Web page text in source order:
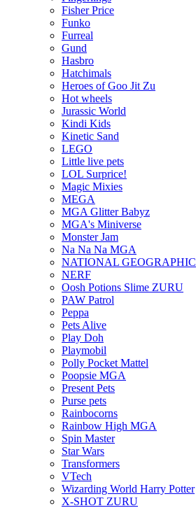
Fisher Price
Funko
Furreal
Gund
Hasbro
Hatchimals
Heroes of Goo Jit Zu
Hot wheels
Jurassic World
Kindi Kids
Kinetic Sand
LEGO
Little live pets
LOL Surprice!
Magic Mixies
MEGA
MGA Glitter Babyz
MGA's Miniverse
Monster Jam
Na Na Na MGA
NATIONAL GEOGRAPHIC
NERF
Oosh Potions Slime ZURU
PAW Patrol
Peppa
Pets Alive
Play Doh
Playmobil
Polly Pocket Mattel
Poopsie MGA
Present Pets
Purse pets
Rainbocorns
Rainbow High MGA
Spin Master
Star Wars
Transformers
VTech
Wizarding World Harry Potter
X-SHOT ZURU